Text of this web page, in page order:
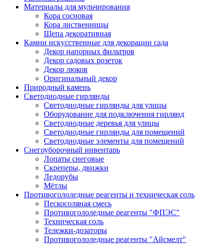
Материалы для мульчирования
Кора сосновая
Кора лиственницы
Щепа декоративная
Камни искусственные для декорации сада
Декор напорных фильтров
Декор садовых розеток
Декор люков
Оригинальный декор
Природный камень
Светодиодные гирлянды
Светодиодные гирлянды для улицы
Оборудование для подключения гирлянд
Светодиодные деревья для улицы
Светодиодные гирлянды для помещений
Светодиодные элементы для помещений
Снегоуборочный инвентарь
Лопаты снеговые
Скреперы, движки
Ледорубы
Мётлы
Противогололедные реагенты и техническая соль
Пескосоляная смесь
Противогололедные реагенты "ФПЭС"
Техническая соль
Тележки-дозаторы
Противогололедные реагенты "Айсмелт"